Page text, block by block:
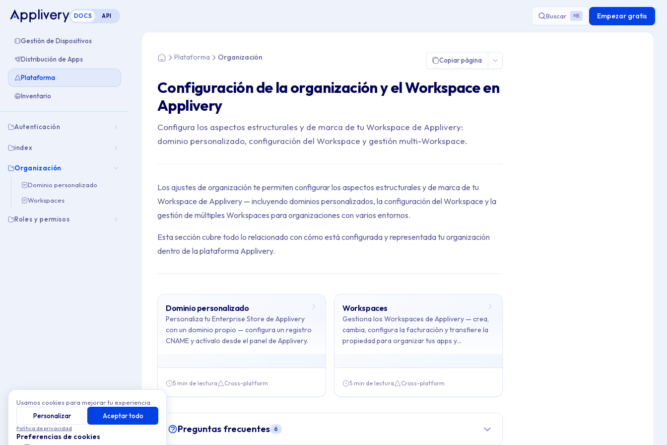
DOCS API
Gestión de Dispositivos
Distribución de Apps
Plataforma
Inventario
Autenticación
index
Organización
Dominio personalizado
Workspaces
Roles y permisos
Buscar ⌘K Empezar gratis
HomePlataforma Organización Copiar página
Configuración de la organización y el Workspace en
Applivery
Configura los aspectos estructurales y de marca de tu Workspace de Applivery:
dominio personalizado, configuración del Workspace y gestión multi-Workspace.
Los ajustes de organización te permiten configurar los aspectos estructurales y de marca de tu
Workspace de Applivery — incluyendo dominios personalizados, la configuración del Workspace y la
gestión de múltiples Workspaces para organizaciones con varios entornos.
Esta sección cubre todo lo relacionado con cómo está configurada y representada tu organización
dentro de la plataforma Applivery.
Archive Contents: Organización
This collection contains 2 articles across 1 sections: Organización.
Topics covered: Dominio personalizado, Workspaces
Article listing:
- Personaliza tu Enterprise Store de Applivery con un dominio propio — configura un registro CNAME y actívalo desde
Workspaces
- Gestiona los Workspaces de Applivery — crea, cambia, configura la facturación y transfiere la propiedad para organizar tus apps
Dominio personalizado
Personaliza tu Enterprise Store de Applivery
con un dominio propio — configura un registro
CNAME y actívalo desde el panel de Applivery.
5 min de lectura Cross-platform
Workspaces
Gestiona los Workspaces de Applivery — crea,
cambia, configura la facturación y transfiere la
propiedad para organizar tus apps y
5 min de lectura Cross-platform
Preguntas frecuentes 6
Usamos cookies para mejorar tu experiencia.
Personalizar
Aceptar todo
Política de privacidad
Preferencias de cookies